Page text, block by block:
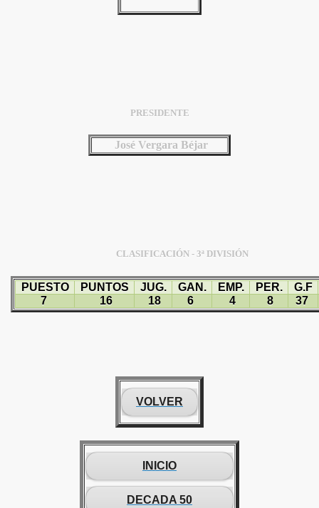
PRESIDENTE
José Vergara Béjar
CLASIFICACIÓN - 3ª DIVISIÓN
PUESTO PUNTOS JUG. GAN. EMP. PER.
G.F
7
16 18 6 4 8 37
VOLVER
INICIO
DECADA 50